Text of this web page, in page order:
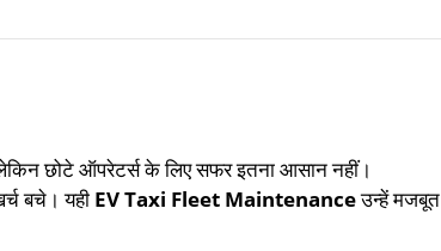
छोटे ऑपरेटर्स के लिए सफर इतना आसान नहीं।
बचे। यही EV Taxi Fleet Maintenanceउन्हें मजबूत